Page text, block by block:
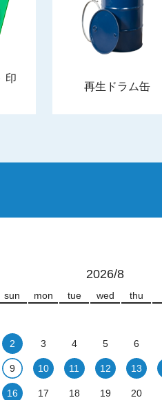
印
再生ドラム缶
2026/8
sun mon tue wed thu
2 3 4 5 6
9 10 11 12 13
16 17 18 19 20